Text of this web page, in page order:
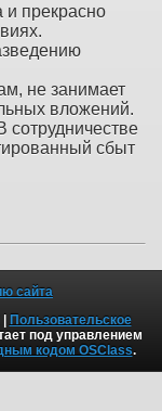
и прекрасно
не занимает
вложений.
сотрудничестве
сбыт
сайта
| Пользовательское
под управлением
кодом OSClass.